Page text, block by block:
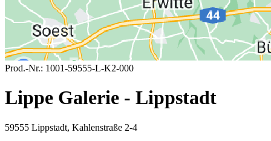
Prod.-Nr.: 1001-59555-L-K2-000
Lippe Galerie - Lippstadt
59555 Lippstadt, Kahlenstraße 2-4